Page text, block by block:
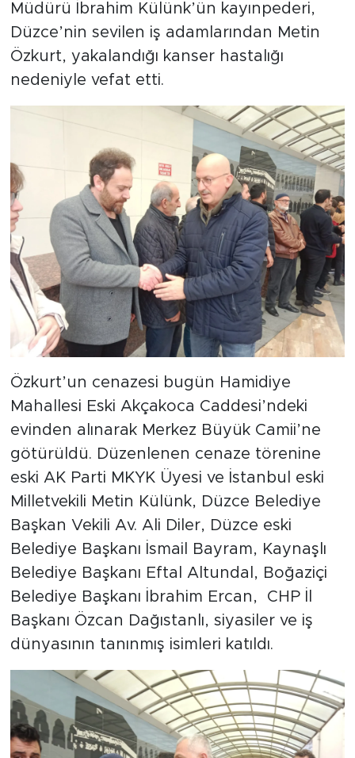
Müdürü İbrahim Külünk’ün kayınpederi,
Düzce’nin sevilen iş adamlarından Metin
Özkurt, yakalandığı kanser hastalığı
nedeniyle vefat etti.
Özkurt’un cenazesi bugün Hamidiye
Mahallesi Eski Akçakoca Caddesi’ndeki
evinden alınarak Merkez Büyük Camii’ne
götürüldü. Düzenlenen cenaze törenine
eski AK Parti MKYK Üyesi ve İstanbul eski
Milletvekili Metin Külünk, Düzce Belediye
Başkan Vekili Av. Ali Diler, Düzce eski
Belediye Başkanı İsmail Bayram, Kaynaşlı
Belediye Başkanı Eftal Altundal, Boğaziçi
Belediye Başkanı İbrahim Ercan, CHP İl
Başkanı Özcan Dağıstanlı, siyasiler ve iş
dünyasının tanınmış isimleri katıldı.